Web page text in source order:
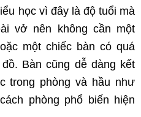
học vì đây là độ tuổi mà
vở nên không cần một
một chiếc bàn có quá
Bàn cũng dễ dàng kết
trong phòng và hầu như
phòng phổ biến hiện